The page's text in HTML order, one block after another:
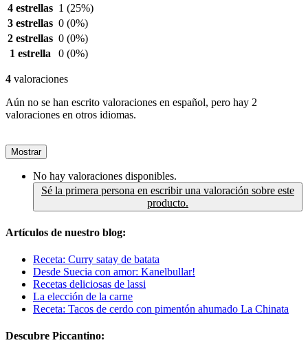
4 estrellas 1 (25%)
3 estrellas 0 (0%)
2 estrellas 0 (0%)
1 estrella
0 (0%)
4 valoraciones
Aún no se han escrito valoraciones en español, pero hay 2
valoraciones en otros idiomas.
Mostrar
No hay valoraciones disponibles.
Sé la primera persona en escribir una valoración sobre este
producto.
Artículos de nuestro blog:
Receta: Curry satay de batata
Desde Suecia con amor: Kanelbullar!
Recetas deliciosas de lassi
La elección de la carne
Receta: Tacos de cerdo con pimentón ahumado La Chinata
Descubre Piccantino: